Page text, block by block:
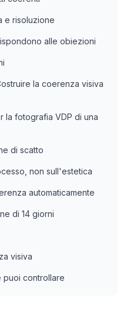
e risoluzione
alle obiezioni
la coerenza visiva
la fotografia VDP di una
di scatto
non sull'estetica
automaticamente
di 14 giorni
visiva
puoi controllare